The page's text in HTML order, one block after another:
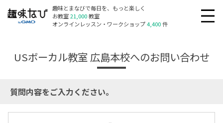
趣味とまなびで毎日を、もっと楽しく
お教室21,000教室
オンラインレッスン・ワークショップ4,400件
USボーカル教室 広島本校へのお問い合わせ
質問内容をご入力ください。